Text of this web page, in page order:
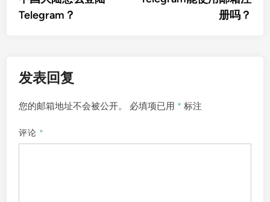
章
导
Telegram？
册吗？
发表回复
您的邮箱地址不会被公开。 必填项已用 * 标注
评论 *